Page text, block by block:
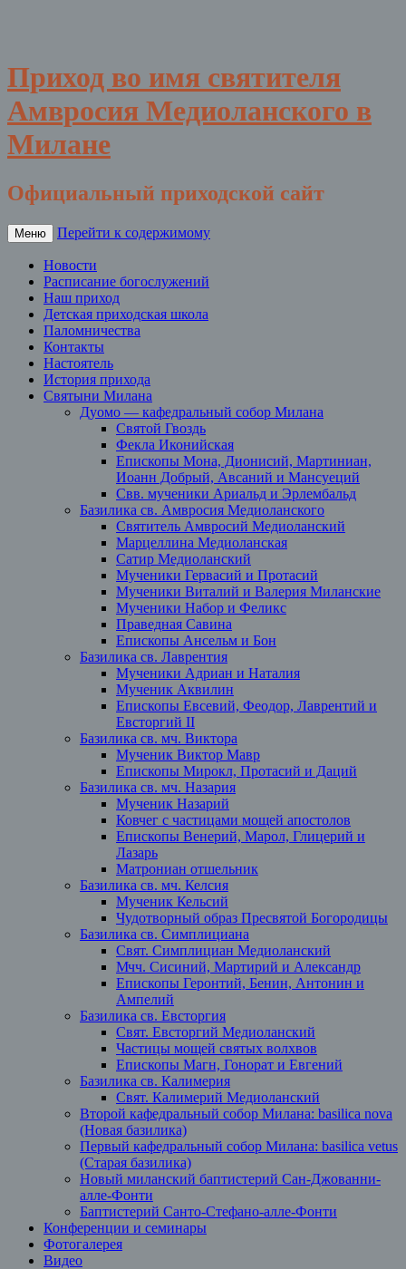
Приход во имя святителя
Амвросия Медиоланского в
Милане
Официальный приходской сайт
Меню Перейти к содержимому
Новости
Расписание богослужений
Наш приход
Детская приходская школа
Паломничества
Контакты
Настоятель
История прихода
Святыни Милана
Дуомо — кафедральный собор Милана
Святой Гвоздь
Фекла Иконийская
Епископы Мона, Дионисий, Мартиниан,
Иоанн Добрый, Авсаний и Мансуеций
Свв. мученики Ариальд и Эрлембальд
Базилика св. Амвросия Медиоланского
Святитель Амвросий Медиоланский
Марцеллина Медиоланская
Сатир Медиоланский
Мученики Гервасий и Протасий
Мученики Виталий и Валерия Миланские
Мученики Набор и Феликс
Праведная Савина
Епископы Ансельм и Бон
Базилика св. Лаврентия
Мученики Адриан и Наталия
Мученик Аквилин
Епископы Евсевий, Феодор, Лаврентий и
Евсторгий II
Базилика св. мч. Виктора
Мученик Виктор Мавр
Епископы Мирокл, Протасий и Даций
Базилика св. мч. Назария
Мученик Назарий
Ковчег с частицами мощей апостолов
Епископы Венерий, Марол, Глицерий и
Лазарь
Матрониан отшельник
Базилика св. мч. Келсия
Мученик Кельсий
Чудотворный образ Пресвятой Богородицы
Базилика св. Симплициана
Свят. Симплициан Медиоланский
Мчч. Сисиний, Мартирий и Александр
Епископы Геронтий, Бенин, Антонин и
Ампелий
Базилика св. Евсторгия
Свят. Евсторгий Медиоланский
Частицы мощей святых волхвов
Епископы Магн, Гонорат и Евгений
Базилика св. Калимерия
Свят. Калимерий Медиоланский
Второй кафедральный собор Милана: basilica nova
(Новая базилика)
Первый кафедральный собор Милана: basilica vetus
(Старая базилика)
Новый миланский баптистерий Сан-Джованни-
алле-Фонти
Баптистерий Санто-Стефано-алле-Фонти
Конференции и семинары
Фотогалерея
Видео